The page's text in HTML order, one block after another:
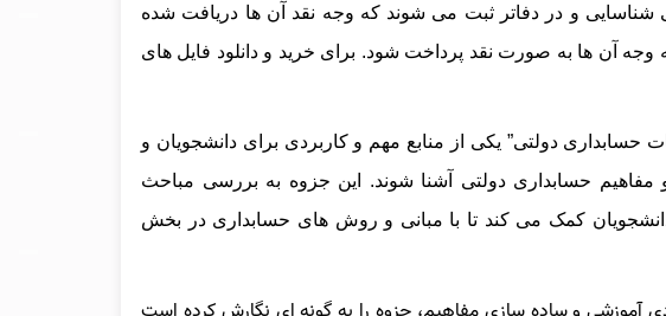
و در دفاتر ثبت می‌ شوند که وجه نقد آن‌ ها دریافت شده
وجه آن‌ ها به صورت نقد پرداخت شود. برای خرید و دانلود فایل های
حسابداری دولتی” یکی از منابع مهم و کاربردی برای دانشجویان و
حسابداری دولتی آشنا شوند. این جزوه به بررسی مباحث
کمک می‌ کند تا با مبانی و روش‌ های حسابداری در بخش